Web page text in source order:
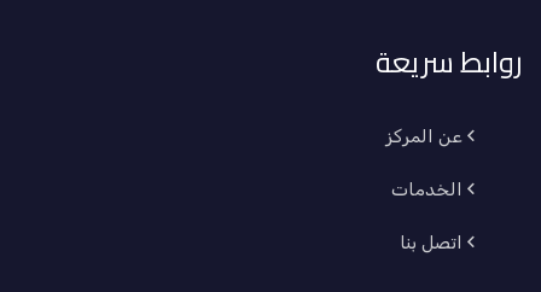
روابط سريعة
عن المركز
الخدمات
اتصل بنا